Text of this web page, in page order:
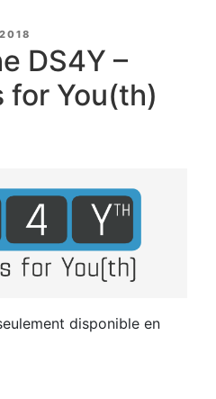
DS4Y –
for You(th)
disponible en